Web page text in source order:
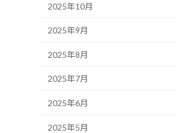
2025年10月
2025年9月
2025年8月
2025年7月
2025年6月
2025年5月